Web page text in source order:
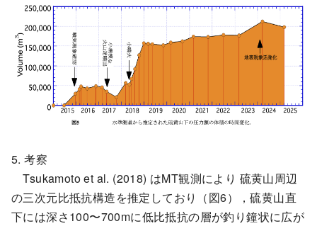
5. 考察
Tsukamoto et al. (2018) はMT観測により 硫黄山周辺
の三次元比抵抗構造を推定しており（図6），硫黄山直
下には深さ100〜700mに低比抵抗の層が釣り鐘状に広が